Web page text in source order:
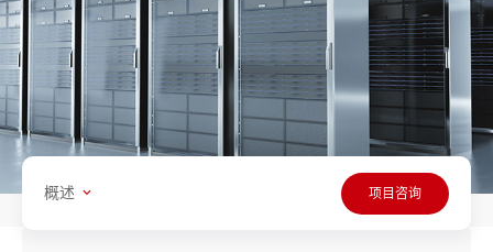
概述 项目咨询